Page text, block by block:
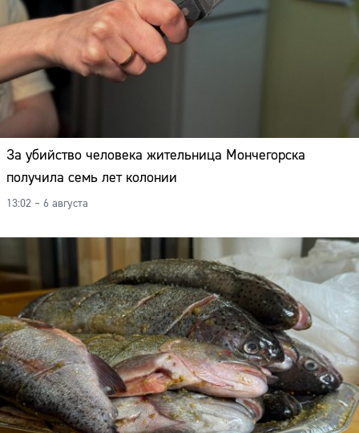
За убийство человека жительница Мончегорска
получила семь лет колонии
13:02 – 6 августа